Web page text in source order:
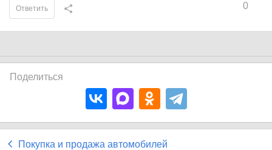
0
Ответить
Поделиться
Покупка и продажа автомобилей